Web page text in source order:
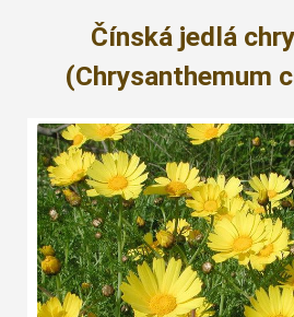
Čínská jedlá
(Chrysanthemum